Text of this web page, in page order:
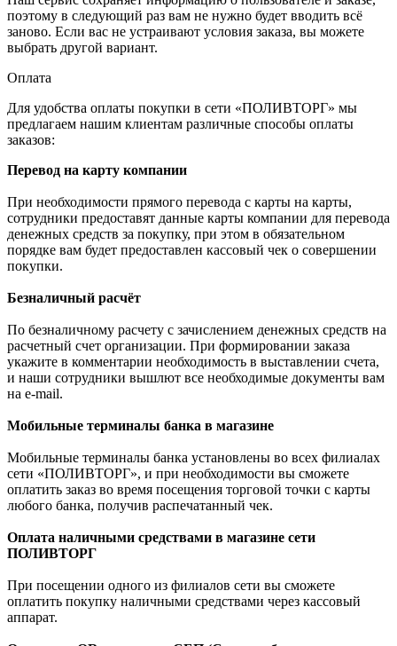
поэтому в следующий раз вам не нужно будет вводить всё
заново. Если вас не устраивают условия заказа, вы можете
выбрать другой вариант.
Оплата
Для удобства оплаты покупки в сети «ПОЛИВТОРГ» мы
предлагаем нашим клиентам различные способы оплаты
заказов:
Перевод на карту компании
При необходимости прямого перевода с карты на карты,
сотрудники предоставят данные карты компании для перевода
денежных средств за покупку, при этом в обязательном
порядке вам будет предоставлен кассовый чек о совершении
покупки.
Безналичный расчёт
По безналичному расчету с зачислением денежных средств на
расчетный счет организации. При формировании заказа
укажите в комментарии необходимость в выставлении счета,
и наши сотрудники вышлют все необходимые документы вам
на e-mail.
Мобильные терминалы банка в магазине
Мобильные терминалы банка установлены во всех филиалах
сети «ПОЛИВТОРГ», и при необходимости вы сможете
оплатить заказ во время посещения торговой точки с карты
любого банка, получив распечатанный чек.
Оплата наличными средствами в магазине сети
ПОЛИВТОРГ
При посещении одного из филиалов сети вы сможете
оплатить покупку наличными средствами через кассовый
аппарат.